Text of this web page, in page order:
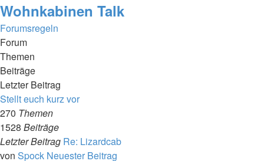
Wohnkabinen Talk
Forumsregeln
Forum
Themen
Beiträge
Letzter Beitrag
Stellt euch kurz vor
270 Themen
1528 Beiträge
Letzter Beitrag Re: Lizardcab
von Spock Neuester Beitrag